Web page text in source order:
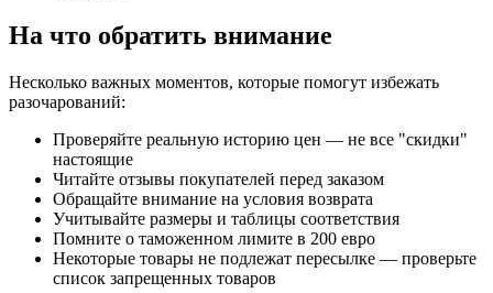
На что обратить внимание
Несколько важных моментов, которые помогут избежать
разочарований:
Проверяйте реальную историю цен — не все "скидки"
настоящие
Читайте отзывы покупателей перед заказом
Обращайте внимание на условия возврата
Учитывайте размеры и таблицы соответствия
Помните о таможенном лимите в 200 евро
Некоторые товары не подлежат пересылке — проверьте
список запрещенных товаров